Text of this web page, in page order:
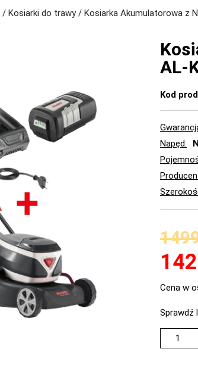
/ Kosiarki do trawy/ Kosiarka Akumulatorowa z
AL-
Kod
Napęd
Cena w
Sprawdź